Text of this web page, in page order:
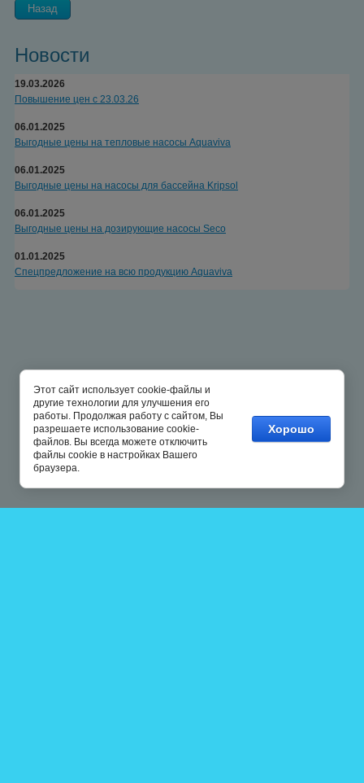
Новости
19.03.2026
Повышение цен с 23.03.26
06.01.2025
Выгодные цены на тепловые насосы Aquaviva
06.01.2025
Выгодные цены на насосы для бассейна Kripsol
06.01.2025
Выгодные цены на дозирующие насосы Seco
01.01.2025
Спецпредложение на всю продукцию Aquaviva
Назад
Этот сайт использует cookie-файлы и
другие технологии для улучшения его
работы. Продолжая работу с сайтом, Вы
разрешаете использование cookie-
файлов. Вы всегда можете отключить
файлы cookie в настройках Вашего
браузера.
Хорошо